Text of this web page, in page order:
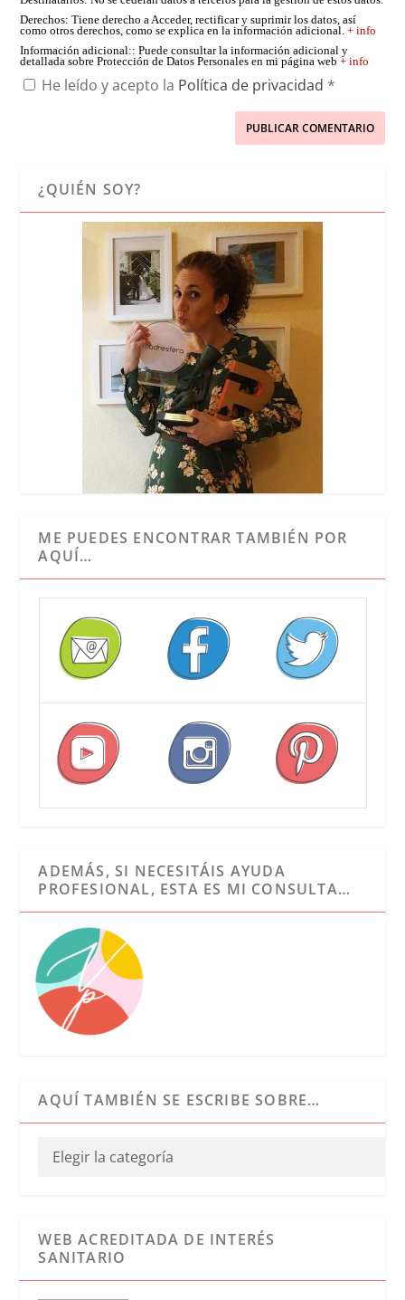
Derechos: Tiene derecho a Acceder, rectificar y suprimir los datos, así
como otros derechos, como se explica en la información adicional.+ info
Información adicional:: Puede consultar la información adicional y
detallada sobre Protección de Datos Personales en mi página web+ info
He leído y acepto la Política de privacidad *
¿QUIÉN SOY?
ME PUEDES ENCONTRAR TAMBIÉN POR
AQUÍ…
ADEMÁS, SI NECESITÁIS AYUDA
PROFESIONAL, ESTA ES MI CONSULTA…
AQUÍ TAMBIÉN SE ESCRIBE SOBRE…
WEB ACREDITADA DE INTERÉS
SANITARIO